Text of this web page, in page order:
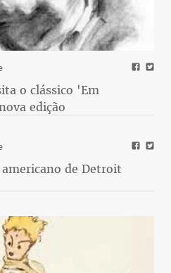
o clássico 'Em
edição
de Detroit